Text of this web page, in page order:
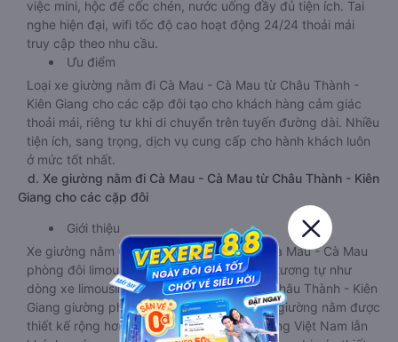
việc mini, hộc để cốc chén, nước uống đầy đủ tiện ích. Tai
nghe hiện đại, wifi tốc độ cao hoạt động 24/24 thoải mái
truy cập theo nhu cầu.
Ưu điểm
Loại xe giường nằm đi Cà Mau - Cà Mau từ Châu Thành -
Kiên Giang cho các cặp đôi tạo cho khách hàng cảm giác
thoải mái, riêng tư khi di chuyển trên tuyến đường dài. Nhiều
tiện ích, sang trọng, dịch vụ cung cấp cho hành khách luôn
ở mức tốt nhất.
d. Xe giường nằm đi Cà Mau - Cà Mau từ Châu Thành - Kiên
Giang cho các cặp đôi
Giới thiệu
Xe giường nằm Châu Thành - Kiên Giang Cà Mau - Cà Mau
phòng đôi limousine là dòng xe có thiết kế tương tự như
dòng xe limousine đi Cà Mau - Cà Mau từ Châu Thành - Kiên
Giang giường phòng. Tuy nhiên kích thước giường nằm được
thiết kế rộng hơn, phù hợp với cả khách hàng Việt Nam lẫn